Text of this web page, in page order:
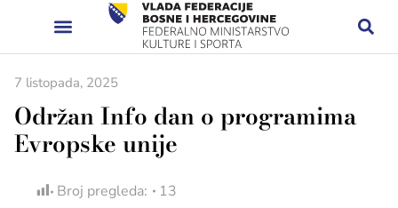
7 listopada, 2025
Održan Info dan o programima
Evropske unije
Broj pregleda: 13